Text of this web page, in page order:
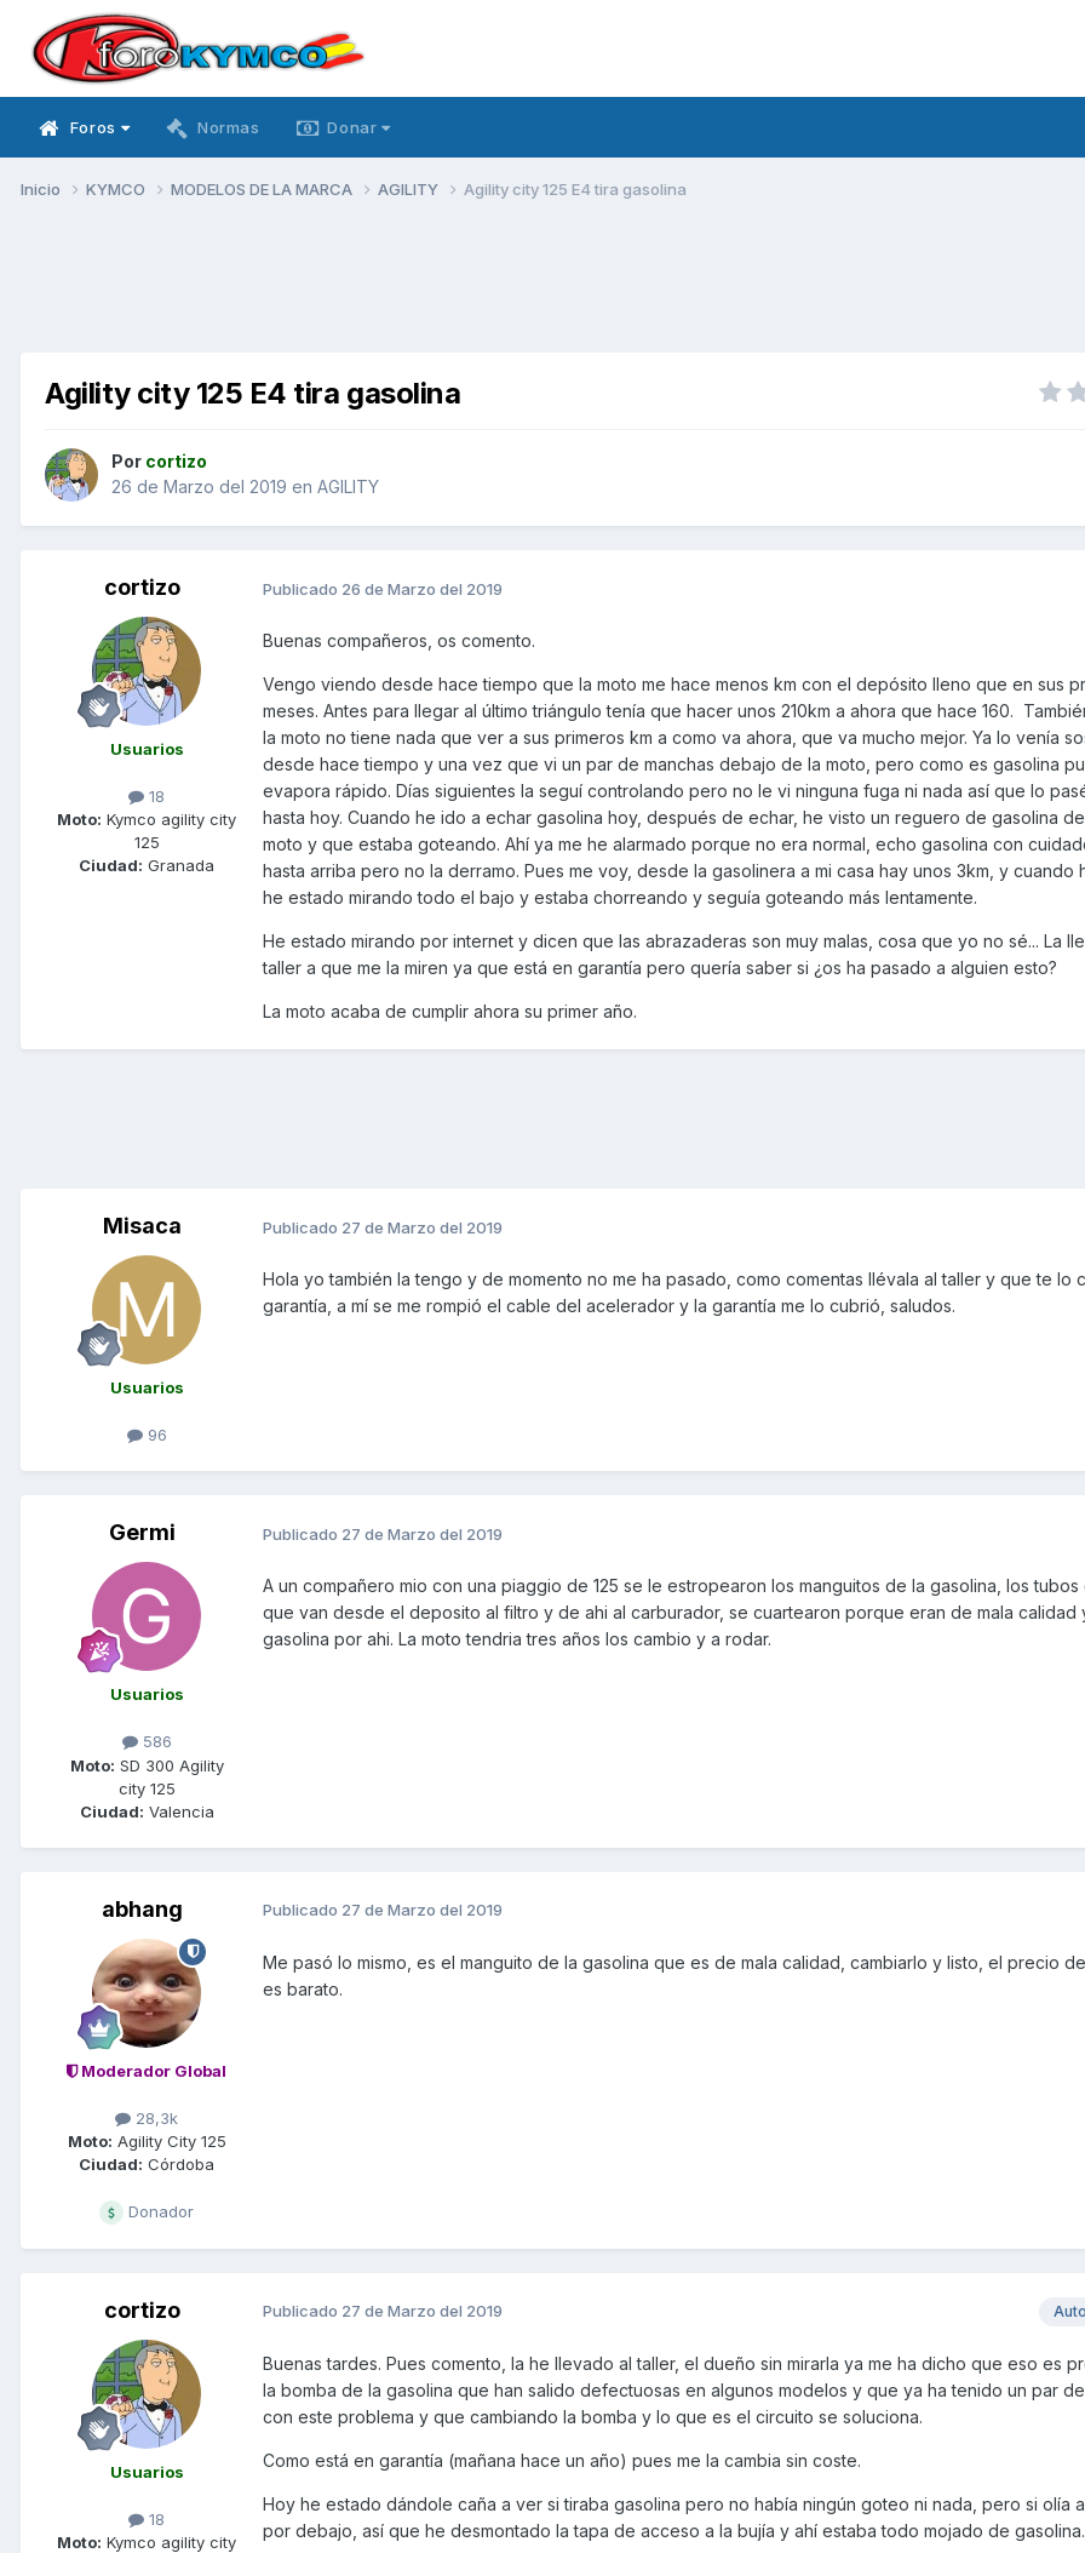
Foros Normas Donar
Inicio KYMCO MODELOS DE LA MARCA AGILITY Agility city 125 E4 tira gasolina
Agility city 125 E4 tira gasolina
Por cortizo
26 de Marzo del 2019 en AGILITY
cortizo
Usuarios
18
Moto: Kymco agility city
125
Ciudad: Granada
Publicado 26 de Marzo del 2019
Buenas compañeros, os comento.
Vengo viendo desde hace tiempo que la moto me hace menos km con el depósito lleno que en sus
meses. Antes para llegar al último triángulo tenía que hacer unos 210km a ahora que hace 160.
la moto no tiene nada que ver a sus primeros km a como va ahora, que va mucho mejor. Ya lo venía
desde hace tiempo y una vez que vi un par de manchas debajo de la moto, pero como es gasolina
evapora rápido. Días siguientes la seguí controlando pero no le vi ninguna fuga ni nada así que lo
hasta hoy. Cuando he ido a echar gasolina hoy, después de echar, he visto un reguero de gasolina
moto y que estaba goteando. Ahí ya me he alarmado porque no era normal, echo gasolina con
hasta arriba pero no la derramo. Pues me voy, desde la gasolinera a mi casa hay unos 3km, y cuando
he estado mirando todo el bajo y estaba chorreando y seguía goteando más lentamente.
He estado mirando por internet y dicen que las abrazaderas son muy malas, cosa que yo no sé... La
taller a que me la miren ya que está en garantía pero quería saber si ¿os ha pasado a alguien esto?
La moto acaba de cumplir ahora su primer año.
Misaca
Usuarios
96
Publicado 27 de Marzo del 2019
Hola yo también la tengo y de momento no me ha pasado, como comentas llévala al taller y que te lo
garantía, a mí se me rompió el cable del acelerador y la garantía me lo cubrió, saludos.
Germi
Usuarios
586
Moto: SD 300 Agility
city 125
Ciudad: Valencia
Publicado 27 de Marzo del 2019
A un compañero mio con una piaggio de 125 se le estropearon los manguitos de la gasolina, los tubos
que van desde el deposito al filtro y de ahi al carburador, se cuartearon porque eran de mala calidad
gasolina por ahi. La moto tendria tres años los cambio y a rodar.
abhang
Moderador Global
28,3k
Moto: Agility City 125
Ciudad: Córdoba
Donador
Publicado 27 de Marzo del 2019
Me pasó lo mismo, es el manguito de la gasolina que es de mala calidad, cambiarlo y listo, el precio
es barato.
cortizo
Usuarios
18
Moto: Kymco agility city
Publicado 27 de Marzo del 2019
Buenas tardes. Pues comento, la he llevado al taller, el dueño sin mirarla ya me ha dicho que eso es
la bomba de la gasolina que han salido defectuosas en algunos modelos y que ya ha tenido un par
con este problema y que cambiando la bomba y lo que es el circuito se soluciona.
Como está en garantía (mañana hace un año) pues me la cambia sin coste.
Hoy he estado dándole caña a ver si tiraba gasolina pero no había ningún goteo ni nada, pero si olía
por debajo, así que he desmontado la tapa de acceso a la bujía y ahí estaba todo mojado de